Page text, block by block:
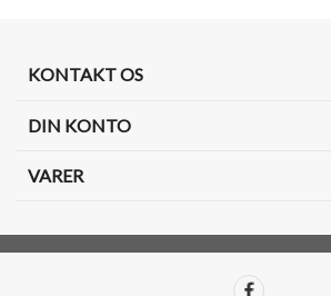
KONTAKT OS
DIN KONTO
VARER